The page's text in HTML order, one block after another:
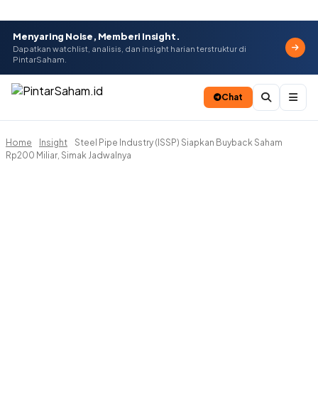
Menyaring Noise, Memberi Insight.
Dapatkan watchlist, analisis, dan insight harian terstruktur di
PintarSaham.
Chat
Batal
Home Insight
Steel Pipe Industry (ISSP) Siapkan Buyback Saham
Rp200 Miliar, Simak Jadwalnya